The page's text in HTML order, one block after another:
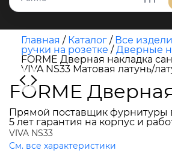
Главная / Каталог / Все
ручки на розетке /Дверные
FORME Дверная накладка
VIVA NS33 Матовая латунь/
FORME
Прямой поставщик фурнитуры
5 лет гарантия на корпус и
VIVA NS33
См. все характеристики